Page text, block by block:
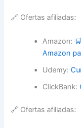
🔗 Ofertas afiliadas:
Amazon:
Amazon
Udemy:
ClickBank:
🔗 Ofertas afiliadas: